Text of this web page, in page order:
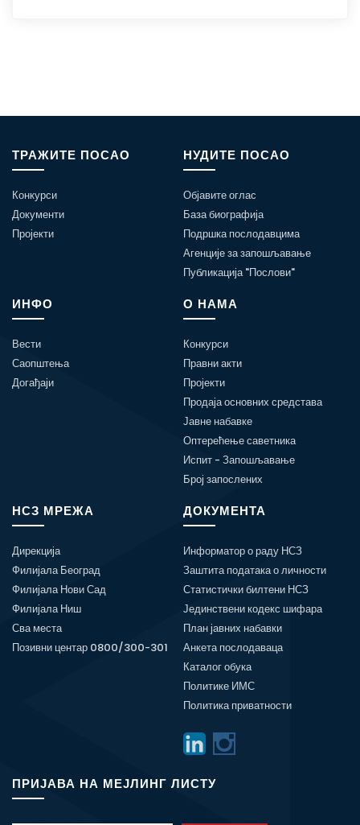
ТРАЖИТЕ ПОСАО
Конкурси
Документи
Пројекти
НУДИТЕ ПОСАО
Објавите оглас
База биографија
Подршка послодавцима
Агенције за запошљавање
Публикација "Послови"
ИНФО
Вести
Саопштења
Догађаји
О НАМА
Конкурси
Правни акти
Пројекти
Продаја основних средстава
Јавне набавке
Оптерећење саветника
Испит - Запошљавање
Број запослених
НСЗ МРЕЖА
Дирекција
Филијала Београд
Филијала Нови Сад
Филијала Ниш
Сва места
Позивни центар 0800/300-301
ДОКУМЕНТА
Информатор о раду НСЗ
Заштита података о личности
Статистички билтени НСЗ
Јединствени кодекс шифара
План јавних набавки
Анкета послодаваца
Каталог обука
Политике ИМС
Политика приватности
ПРИЈАВА НА МЕЈЛИНГ ЛИСТУ